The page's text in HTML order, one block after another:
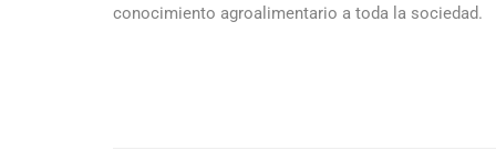
conocimiento agroalimentario a toda la sociedad.